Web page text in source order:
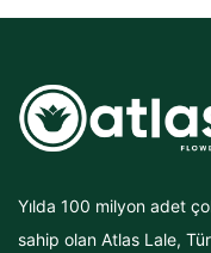
Yılda 100 milyon adet
sahip olan Atlas Lale,